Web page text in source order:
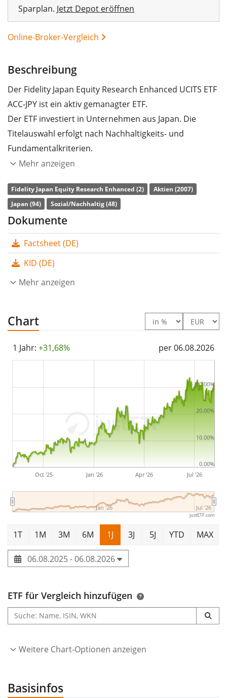
Sparplan. Jetzt Depot eröffnen
Online-Broker-Vergleich
Beschreibung
Der Fidelity Japan Equity Research Enhanced UCITS ETF
ACC-JPY ist ein aktiv gemanagter ETF.
Der ETF investiert in Unternehmen aus Japan. Die
Titelauswahl erfolgt nach Nachhaltigkeits- und
Fundamentalkriterien.
(Gesamtkostenquote) des ETF liegt bei
p.a.. Die Dividendenerträge im ETF werdenthesauriert
(in den ETF reinvestiert).
Der Fidelity Japan Equity Research Enhanced UCITS ETF
ACC-JPY hat einFondsvolumen von 297 Mio. Euro
ETF wurdeam 1. Dezember 2020 in Irland aufgelegt.
Mehr anzeigen
Fidelity Japan Equity Research Enhanced (2)
Aktien (2007)
Japan (94)
Sozial/Nachhaltig (48)
Dokumente
Factsheet (DE)
KID (DE)
Mehr anzeigen
Chart
1 Jahr: +31,68% per 06.08.2026
Oct '25 Jan '26 Apr '26 Jul '26
Jan '26 Jul '26
0.00%
10.00%
20.00%
30.00%
justETF.com
1T 1M 3M 6M 1J 3J 5J YTD MAX
06.08.2025 - 06.08.2026
ETF für Vergleich hinzufügen
Weitere Chart-Optionen anzeigen
Basisinfos